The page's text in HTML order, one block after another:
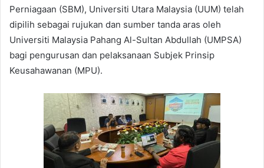
Perniagaan (SBM), Universiti Utara Malaysia (UUM) telah
dipilih sebagai rujukan dan sumber tanda aras oleh
Universiti Malaysia Pahang Al-Sultan Abdullah (UMPSA)
bagi pengurusan dan pelaksanaan Subjek Prinsip
Keusahawanan (MPU).